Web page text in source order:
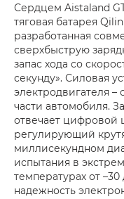
Сердцем Aistaland
тяговая батарея
разработанная
сверхбыструю
запас хода со
секунду». Силовая
электродвигателя
части автомобиля.
отвечает цифровой
регулирующий
миллисекундном
испытания в
температурах от
надежность